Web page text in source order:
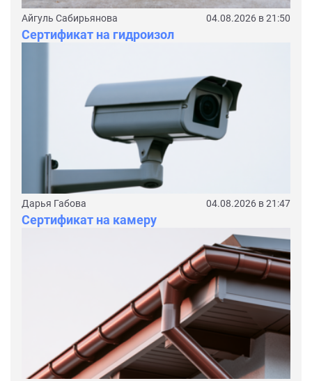
Айгуль Сабирьянова 04.08.2026 в 21:50
Сертификат на гидроизол
Дарья Габова 04.08.2026 в 21:47
Сертификат на камеру